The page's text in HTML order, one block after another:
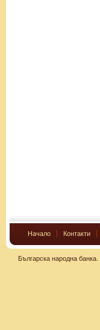
Начало Контакти
Българска народна банка.